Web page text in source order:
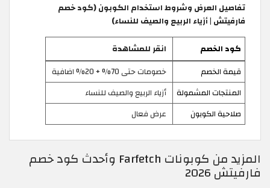
تفاصيل العرض وشروط استخدام الكوبون (كود خصم
فارفيتش | أزياء الربيع والصيف للنساء)
كود الخصم
انقر للمشاهدة
قيمة الخصم
خصومات حتى 70% + 20% اضافية
المنتجات المشمولة
أزياء الربيع والصيف للنساء
صلاحية الكوبون
عرض فعال
المزيد من كوبونات Farfetch وأحدث كود خصم
فارفيتش 2026